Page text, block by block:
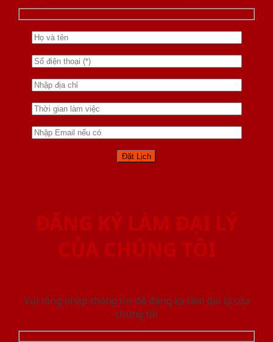
ĐĂNG KÝ LÀM ĐẠI LÝ
CỦA CHÚNG TÔI
Vui lòng nhập thông tin để đăng ký làm đại lý của
chúng tôi